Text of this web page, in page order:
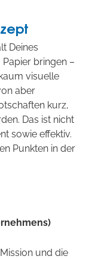
Deines
bringen –
visuelle
aber
kurz,
Das ist nicht
sowie effektiv.
Punkten in der
und die